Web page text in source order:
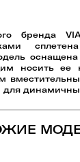
бренда
носить ее